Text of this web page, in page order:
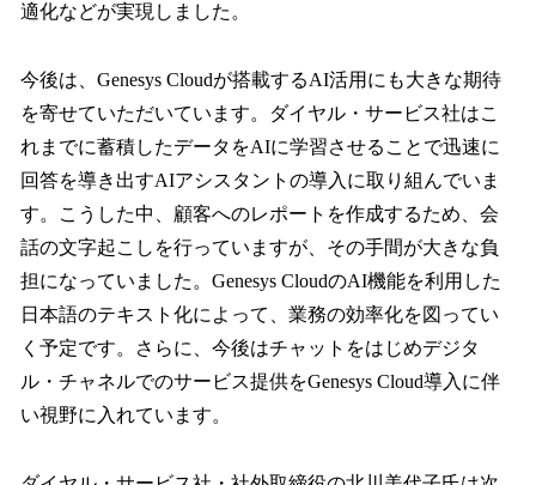
適化などが実現しました。
今後は、Genesys Cloudが搭載するAI活用にも大きな期待
を寄せていただいています。ダイヤル・サービス社はこ
れまでに蓄積したデータをAIに学習させることで迅速に
回答を導き出すAIアシスタントの導入に取り組んでいま
す。こうした中、顧客へのレポートを作成するため、会
話の文字起こしを行っていますが、その手間が大きな負
担になっていました。Genesys CloudのAI機能を利用した
日本語のテキスト化によって、業務の効率化を図ってい
く予定です。さらに、今後はチャットをはじめデジタ
ル・チャネルでのサービス提供をGenesys Cloud導入に伴
い視野に入れています。